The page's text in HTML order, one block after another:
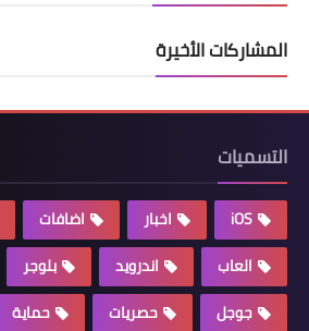
المشاركات الأخيرة
التسميات
iOS اخبار اضافات
العاب
اندرويد بلوجر
جوجل
حصريات حماية